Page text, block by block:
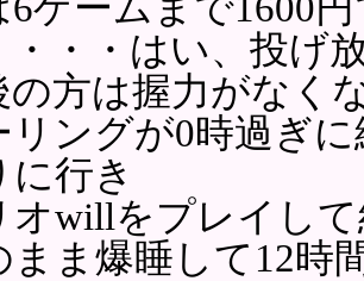
・・・はい、投げ
の方は握力がなく
リングが0時過ぎ
に行き
オwillをプレイし
まま爆睡して12時